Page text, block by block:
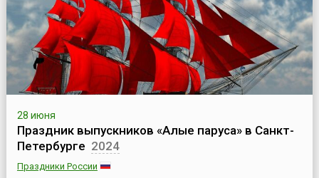
28 июня
Праздник выпускников «Алые паруса» в Санкт-
Петербурге 2024
Праздники России